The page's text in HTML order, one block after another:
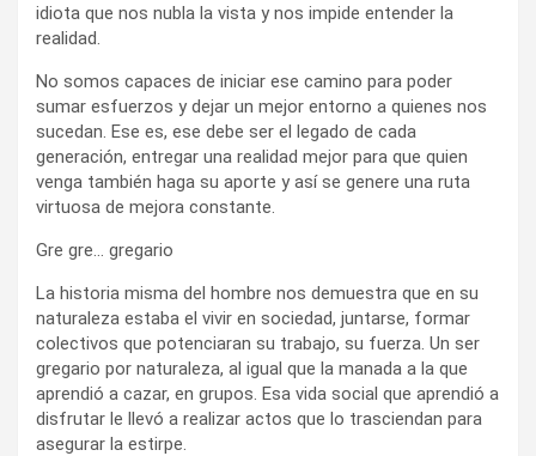
idiota que nos nubla la vista y nos impide entender la
realidad.
No somos capaces de iniciar ese camino para poder
sumar esfuerzos y dejar un mejor entorno a quienes nos
sucedan. Ese es, ese debe ser el legado de cada
generación, entregar una realidad mejor para que quien
venga también haga su aporte y así se genere una ruta
virtuosa de mejora constante.
Gre gre… gregario
La historia misma del hombre nos demuestra que en su
naturaleza estaba el vivir en sociedad, juntarse, formar
colectivos que potenciaran su trabajo, su fuerza. Un ser
gregario por naturaleza, al igual que la manada a la que
aprendió a cazar, en grupos. Esa vida social que aprendió a
disfrutar le llevó a realizar actos que lo trasciendan para
asegurar la estirpe.